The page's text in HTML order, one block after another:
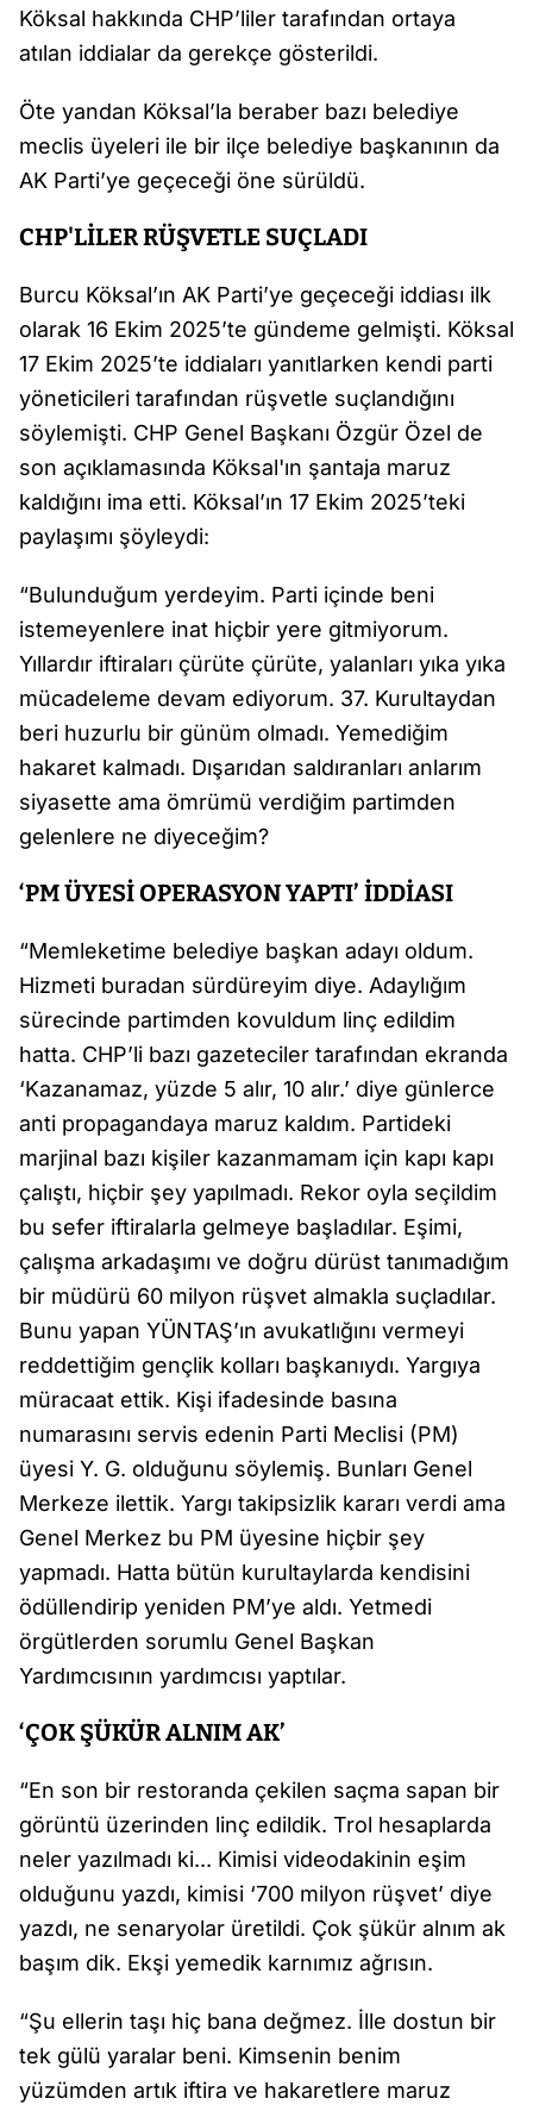
Köksal hakkında CHP’liler tarafından ortaya
atılan iddialar da gerekçe gösterildi.
Öte yandan Köksal’la beraber bazı belediye
meclis üyeleri ile bir ilçe belediye başkanının da
AK Parti’ye geçeceği öne sürüldü.
CHP'LİLER RÜŞVETLE SUÇLADI
Burcu Köksal’ın AK Parti’ye geçeceği iddiası ilk
olarak 16 Ekim 2025’te gündeme gelmişti. Köksal
17 Ekim 2025’te iddiaları yanıtlarken kendi parti
yöneticileri tarafından rüşvetle suçlandığını
söylemişti. CHP Genel Başkanı Özgür Özel de
son açıklamasında Köksal'ın şantaja maruz
kaldığını ima etti. Köksal’ın 17 Ekim 2025’teki
paylaşımı şöyleydi:
“Bulunduğum yerdeyim. Parti içinde beni
istemeyenlere inat hiçbir yere gitmiyorum.
Yıllardır iftiraları çürüte çürüte, yalanları yıka yıka
mücadeleme devam ediyorum. 37. Kurultaydan
beri huzurlu bir günüm olmadı. Yemediğim
hakaret kalmadı. Dışarıdan saldıranları anlarım
siyasette ama ömrümü verdiğim partimden
gelenlere ne diyeceğim?
‘PM ÜYESİ OPERASYON YAPTI’ İDDİASI
“Memleketime belediye başkan adayı oldum.
Hizmeti buradan sürdüreyim diye. Adaylığım
sürecinde partimden kovuldum linç edildim
hatta. CHP’li bazı gazeteciler tarafından ekranda
‘Kazanamaz, yüzde 5 alır, 10 alır.’ diye günlerce
anti propagandaya maruz kaldım. Partideki
marjinal bazı kişiler kazanmamam için kapı kapı
çalıştı, hiçbir şey yapılmadı. Rekor oyla seçildim
bu sefer iftiralarla gelmeye başladılar. Eşimi,
çalışma arkadaşımı ve doğru dürüst tanımadığım
bir müdürü 60 milyon rüşvet almakla suçladılar.
Bunu yapan YÜNTAŞ’ın avukatlığını vermeyi
reddettiğim gençlik kolları başkanıydı. Yargıya
müracaat ettik. Kişi ifadesinde basına
numarasını servis edenin Parti Meclisi (PM)
üyesi Y. G. olduğunu söylemiş. Bunları Genel
Merkeze ilettik. Yargı takipsizlik kararı verdi ama
Genel Merkez bu PM üyesine hiçbir şey
yapmadı. Hatta bütün kurultaylarda kendisini
ödüllendirip yeniden PM’ye aldı. Yetmedi
örgütlerden sorumlu Genel Başkan
Yardımcısının yardımcısı yaptılar.
‘ÇOK ŞÜKÜR ALNIM AK’
“En son bir restoranda çekilen saçma sapan bir
görüntü üzerinden linç edildik. Trol hesaplarda
neler yazılmadı ki... Kimisi videodakinin eşim
olduğunu yazdı, kimisi ‘700 milyon rüşvet’ diye
yazdı, ne senaryolar üretildi. Çok şükür alnım ak
başım dik. Ekşi yemedik karnımız ağrısın.
“Şu ellerin taşı hiç bana değmez. İlle dostun bir
tek gülü yaralar beni. Kimsenin benim
yüzümden artık iftira ve hakaretlere maruz